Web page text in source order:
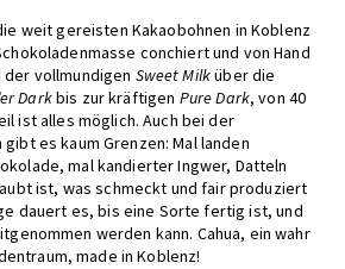
weit gereisten Kakaobohnen in Koblenz
conchiert und von Hand
der vollmundigen Sweet Milküber die
Darkbis zur kräftigen Pure Dark, von 40
ist alles möglich. Auch bei der
es kaum Grenzen: Mal landen
mal kandierter Ingwer, Datteln
ist, was schmeckt und fair produziert
dauert es, bis eine Sorte fertig ist, und
werden kann. Cahua, ein wahr
made in Koblenz!